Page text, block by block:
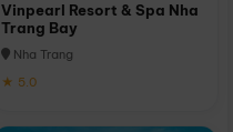
Vinpearl Resort & Spa Nha
Trang Bay
Nha Trang
★ 5.0